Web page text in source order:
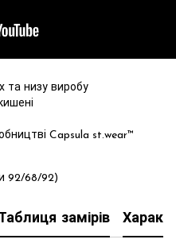
та низу виробу
Capsula st.wear™
92/68/92)
замірів